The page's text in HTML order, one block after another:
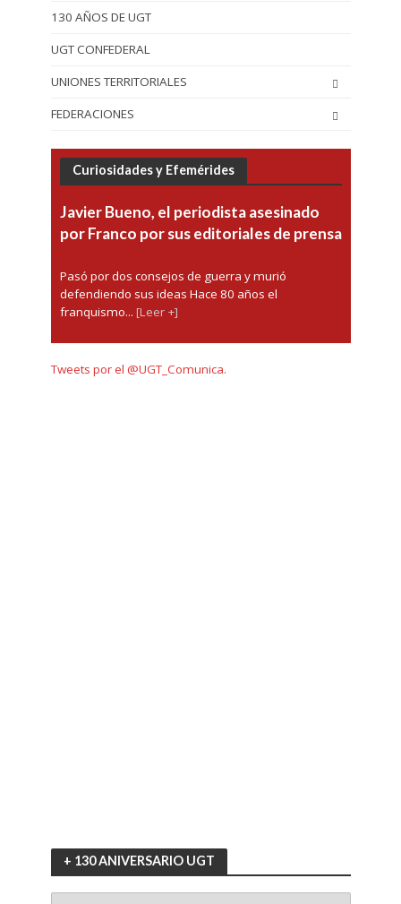
130 AÑOS DE UGT
UGT CONFEDERAL
UNIONES TERRITORIALES
FEDERACIONES
Curiosidades y Efemérides
Javier Bueno, el periodista asesinado
por Franco por sus editoriales de prensa
Pasó por dos consejos de guerra y murió
defendiendo sus ideas Hace 80 años el
franquismo... [Leer +]
Tweets por el @UGT_Comunica.
+ 130 ANIVERSARIO UGT